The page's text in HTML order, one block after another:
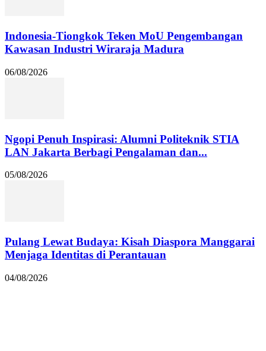
Indonesia-Tiongkok Teken MoU Pengembangan
Kawasan Industri Wiraraja Madura
06/08/2026
Ngopi Penuh Inspirasi: Alumni Politeknik STIA
LAN Jakarta Berbagi Pengalaman dan...
05/08/2026
Pulang Lewat Budaya: Kisah Diaspora Manggarai
Menjaga Identitas di Perantauan
04/08/2026